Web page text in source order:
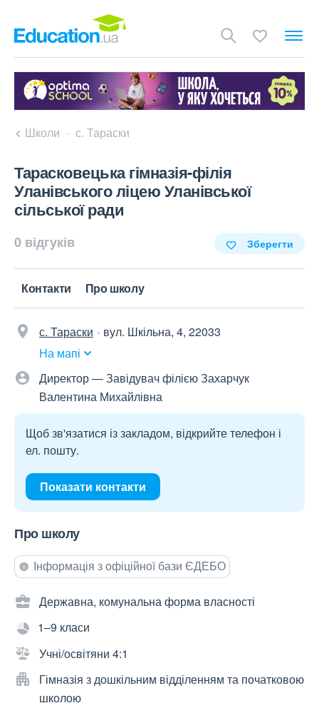
Школи с. Тараски
Тарасковецька гімназія-філія
Уланівського ліцею Уланівської
сільської ради
0 відгуків Зберегти
Контакти Про школу
с. Тараски
вул. Шкільна, 4, 22033
На мапі
Директор — Завідувач філією Захарчук
Валентина Михайлівна
Щоб зв'язатися із закладом, відкрийте телефон і
ел. пошту.
Показати контакти
Про школу
Інформація з офіційної бази ЄДЕБО
Державна, комунальна форма власності
1–9 класи
Учні/освітяни 4:1
Гімназія з дошкільним відділенням та початковою
школою